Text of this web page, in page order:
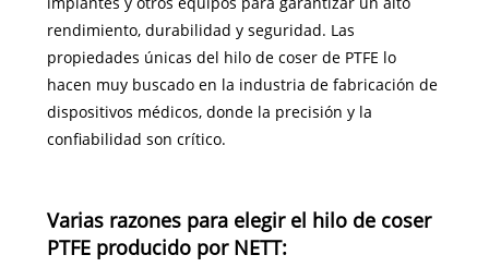
rendimiento, durabilidad y seguridad. Las
propiedades únicas del hilo de coser de PTFE lo
hacen muy buscado en la industria de fabricación de
dispositivos médicos, donde la precisión y la
confiabilidad son crítico.
Varias razones para elegir el hilo de coser
PTFE producido por NETT: